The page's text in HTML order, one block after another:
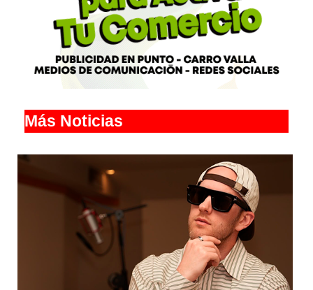
Más Noticias